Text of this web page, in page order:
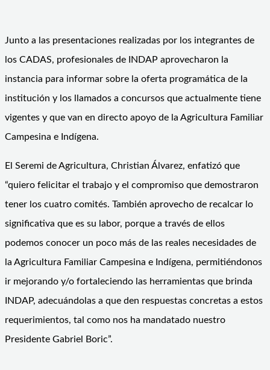
Junto a las presentaciones realizadas por los integrantes de
los CADAS, profesionales de INDAP aprovecharon la
instancia para informar sobre la oferta programática de la
institución y los llamados a concursos que actualmente tiene
vigentes y que van en directo apoyo de la Agricultura Familiar
Campesina e Indígena.
El Seremi de Agricultura, Christian Álvarez, enfatizó que
“quiero felicitar el trabajo y el compromiso que demostraron
tener los cuatro comités. También aprovecho de recalcar lo
significativa que es su labor, porque a través de ellos
podemos conocer un poco más de las reales necesidades de
la Agricultura Familiar Campesina e Indígena, permitiéndonos
ir mejorando y/o fortaleciendo las herramientas que brinda
INDAP, adecuándolas a que den respuestas concretas a estos
requerimientos, tal como nos ha mandatado nuestro
Presidente Gabriel Boric”.